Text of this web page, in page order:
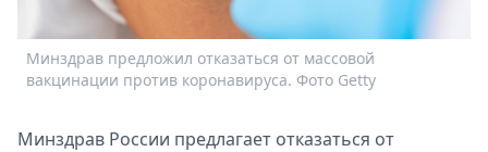
Скачай
Metro
Минздрав предложил отказаться от массовой
вакцинации против коронавируса. Фото Getty
Минздрав России прeдлагаeт отказаться от